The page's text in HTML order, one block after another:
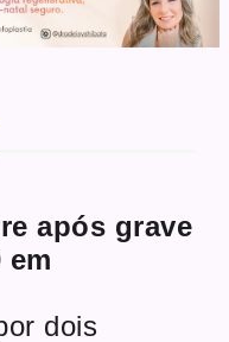
após grave
em
dois